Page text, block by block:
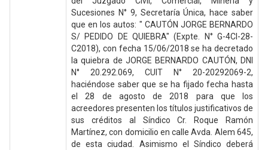
Sucesiones N° 9, Secretaría Única, hace saber
que en los autos: " CAUTÓN JORGE BERNARDO
S/ PEDIDO DE QUIEBRA" (Expte. N° G-4CI-28-
C2018), con fecha 15/06/2018 se ha decretado
la quiebra de JORGE BERNARDO CAUTÓN, DNI
N° 20.292.069, CUIT N° 20-20292069-2,
haciéndose saber que se ha fijado fecha hasta
el 28 de agosto de 2018 para que los
acreedores presenten los títulos justificativos de
sus créditos al Síndico Cr. Roque Ramón
Martínez, con domicilio en calle Avda. Alem 645,
de esta ciudad. Asimismo el Síndico deberá